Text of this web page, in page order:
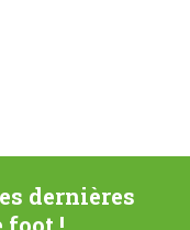
dernières